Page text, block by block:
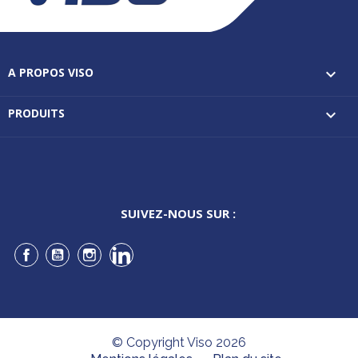
A PROPOS VISO 
PRODUITS 
SUIVEZ-NOUS SUR :
Facebook
YouTubeInstagramLinkedIn
© Copyright Viso 2026